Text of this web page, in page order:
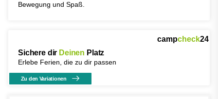
Bewegung und Spaß.
campcheck24
Sichere dir Deinen Platz
Erlebe Ferien, die zu dir passen
Zu den Variationen